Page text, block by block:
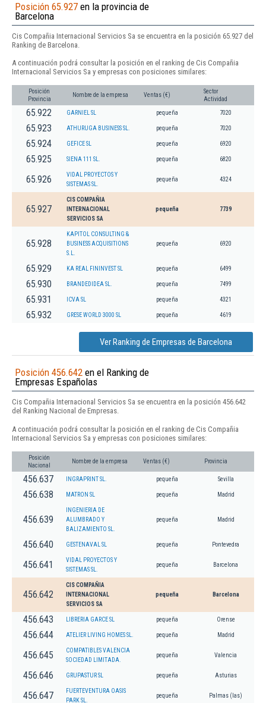
Posición 65.927 en la provincia de
Barcelona
Cis Compañia Internacional Servicios Sa se encuentra en la posición 65.927 del
Ranking de Barcelona.
A continuación podrá consultar la posición en el ranking de Cis Compañia
Internacional Servicios Sa y empresas con posiciones similares:
Posición
Provincia
Nombre de la empresa Ventas (€)
Sector
Actividad
65.922 GARNIEL SL pequeña 7020
65.923 ATHURUGA BUSINESS SL. pequeña 7020
65.924 GEFICE SL pequeña 6920
65.925 SIENA 111 SL. pequeña 6820
65.926
VIDAL PROYECTOS Y
SISTEMAS SL.
pequeña 4324
65.927
CIS COMPAÑIA
INTERNACIONAL
SERVICIOS SA
pequeña 7739
65.928
KAPITOL CONSULTING &
BUSINESS ACQUISITIONS
S.L.
pequeña 6920
65.929 KA REAL FININVEST SL pequeña 6499
65.930 BRANDEDIDEA SL. pequeña 7499
65.931 ICVA SL pequeña 4321
65.932 GRESE WORLD 3000 SL pequeña 4619
Ver Ranking de Empresas de Barcelona
Posición 456.642 en el Ranking de
Empresas Españolas
Cis Compañia Internacional Servicios Sa se encuentra en la posición 456.642
del Ranking Nacional de Empresas.
A continuación podrá consultar la posición en el ranking de Cis Compañia
Internacional Servicios Sa y empresas con posiciones similares:
Posición
Nacional
Nombre de la empresa Ventas (€) Provincia
456.637 INGRAPRINT SL. pequeña Sevilla
456.638 MATRON SL pequeña Madrid
456.639
INGENIERIA DE
ALUMBRADO Y
BALIZAMIENTO SL.
pequeña Madrid
456.640 GESTENAVAL SL pequeña Pontevedra
456.641
VIDAL PROYECTOS Y
SISTEMAS SL.
pequeña Barcelona
456.642
CIS COMPAÑIA
INTERNACIONAL
SERVICIOS SA
pequeña Barcelona
456.643 LIBRERIA GARCE SL pequeña Orense
456.644 ATELIER LIVING HOMES SL. pequeña Madrid
456.645
COMPATIBLES VALENCIA
SOCIEDAD LIMITADA.
pequeña Valencia
456.646 GRUPASTUR SL pequeña Asturias
456.647
FUERTEVENTURA OASIS
PARK SL.
pequeña Palmas (las)